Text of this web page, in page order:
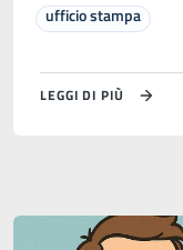
ufficio stampa
LEGGI DI PIÙ